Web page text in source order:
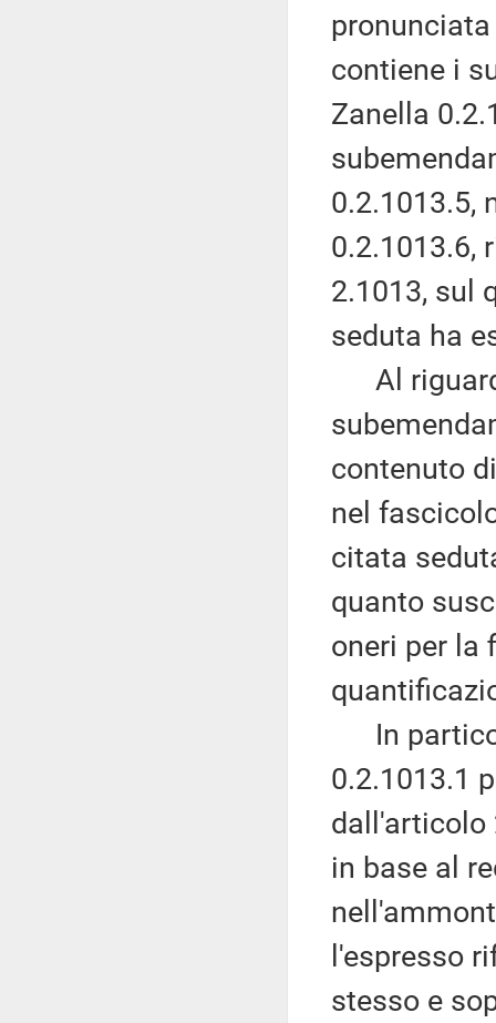
contiene i
Zanella
0.2.1013.5,
0.2.1013.6,
2.1013, sul
seduta ha
Al
contenuto
nel
citata
quanto
oneri per la
In
0.2.1013.1
dall'articolo
in base al
l'espresso
stesso e